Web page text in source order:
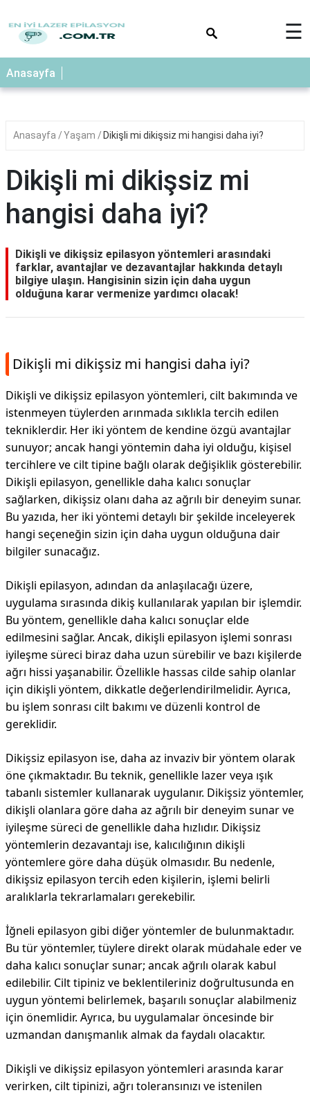
☰
Anasayfa
Anasayfa Yaşam Dikişli mi dikişsiz mi hangisi daha iyi?
Dikişli mi dikişsiz mi
hangisi daha iyi?
Dikişli ve dikişsiz epilasyon yöntemleri arasındaki
farklar, avantajlar ve dezavantajlar hakkında detaylı
bilgiye ulaşın. Hangisinin sizin için daha uygun
olduğuna karar vermenize yardımcı olacak!
Dikişli mi dikişsiz mi hangisi daha iyi?
Dikişli ve dikişsiz epilasyon yöntemleri, cilt bakımında ve
istenmeyen tüylerden arınmada sıklıkla tercih edilen
tekniklerdir. Her iki yöntem de kendine özgü avantajlar
sunuyor; ancak hangi yöntemin daha iyi olduğu, kişisel
tercihlere ve cilt tipine bağlı olarak değişiklik gösterebilir.
Dikişli epilasyon, genellikle daha kalıcı sonuçlar
sağlarken, dikişsiz olanı daha az ağrılı bir deneyim sunar.
Bu yazıda, her iki yöntemi detaylı bir şekilde inceleyerek
hangi seçeneğin sizin için daha uygun olduğuna dair
bilgiler sunacağız.
Dikişli epilasyon, adından da anlaşılacağı üzere,
uygulama sırasında dikiş kullanılarak yapılan bir işlemdir.
Bu yöntem, genellikle daha kalıcı sonuçlar elde
edilmesini sağlar. Ancak, dikişli epilasyon işlemi sonrası
iyileşme süreci biraz daha uzun sürebilir ve bazı kişilerde
ağrı hissi yaşanabilir. Özellikle hassas cilde sahip olanlar
için dikişli yöntem, dikkatle değerlendirilmelidir. Ayrıca,
bu işlem sonrası cilt bakımı ve düzenli kontrol de
gereklidir.
Dikişsiz epilasyon ise, daha az invaziv bir yöntem olarak
öne çıkmaktadır. Bu teknik, genellikle lazer veya ışık
tabanlı sistemler kullanarak uygulanır. Dikişsiz yöntemler,
dikişli olanlara göre daha az ağrılı bir deneyim sunar ve
iyileşme süreci de genellikle daha hızlıdır. Dikişsiz
yöntemlerin dezavantajı ise, kalıcılığının dikişli
yöntemlere göre daha düşük olmasıdır. Bu nedenle,
dikişsiz epilasyon tercih eden kişilerin, işlemi belirli
aralıklarla tekrarlamaları gerekebilir.
İğneli epilasyon gibi diğer yöntemler de bulunmaktadır.
Bu tür yöntemler, tüylere direkt olarak müdahale eder ve
daha kalıcı sonuçlar sunar; ancak ağrılı olarak kabul
edilebilir. Cilt tipiniz ve beklentileriniz doğrultusunda en
uygun yöntemi belirlemek, başarılı sonuçlar alabilmeniz
için önemlidir. Ayrıca, bu uygulamalar öncesinde bir
uzmandan danışmanlık almak da faydalı olacaktır.
Dikişli ve dikişsiz epilasyon yöntemleri arasında karar
verirken, cilt tipinizi, ağrı toleransınızı ve istenilen